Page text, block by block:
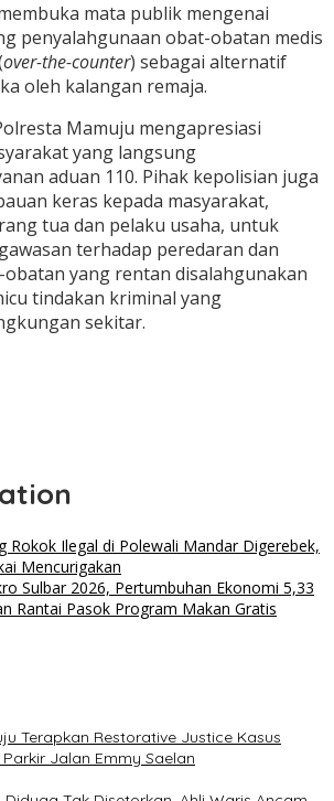
mata publik mengenai
penyalahgunaan obat-obatan medis
over-the-counter) sebagai alternatif
oleh kalangan remaja.
Mamuju mengapresiasi
yang langsung
aduan 110. Pihak kepolisian juga
keras kepada masyarakat,
tua dan pelaku usaha, untuk
terhadap peredaran dan
yang rentan disalahgunakan
tindakan kriminal yang
sekitar.
Rokok Ilegal di Polewali Mandar Digerebek,
Mencurigakan
Sulbar 2026, Pertumbuhan Ekonomi 5,33
Rantai Pasok Program Makan Gratis
Terapkan Restorative Justice Kasus
Jalan Emmy Saelan